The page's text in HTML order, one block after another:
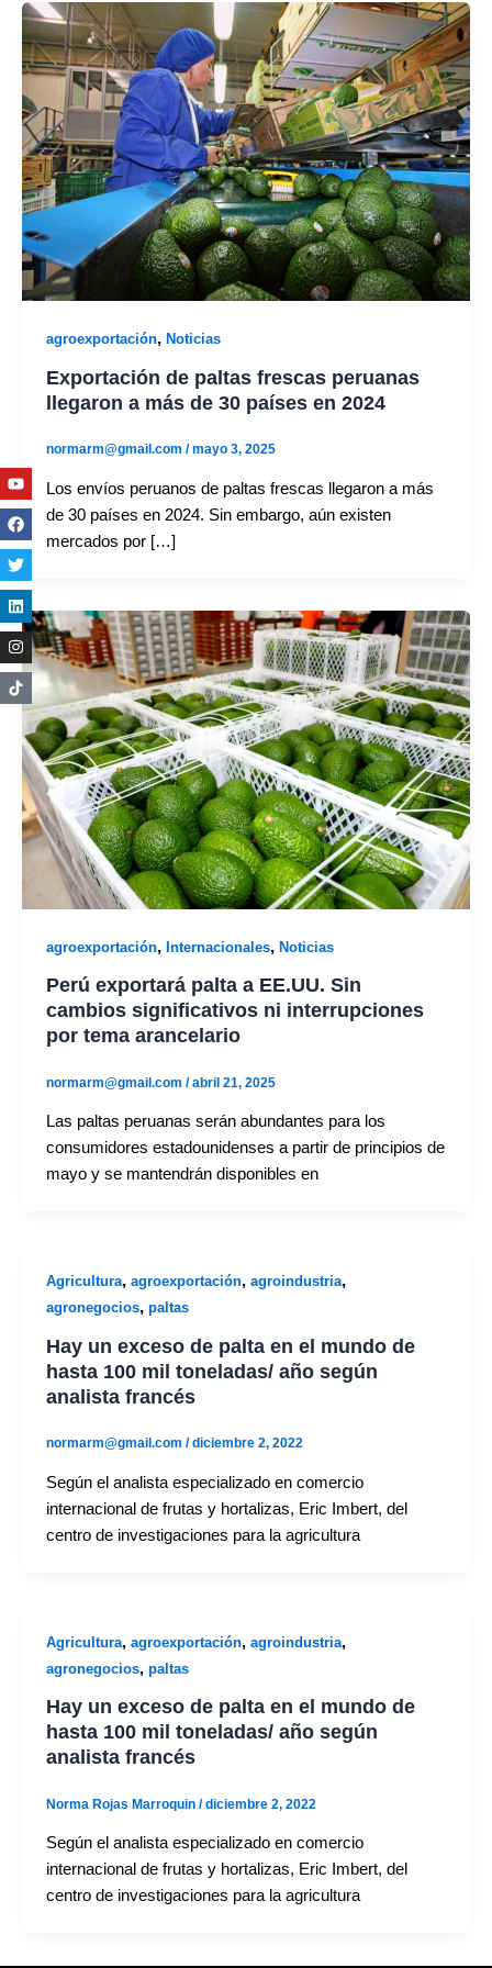
agroexportación, Noticias
Exportación de paltas frescas peruanas
llegaron a más de 30 países en 2024
normarm@gmail.com /mayo 3, 2025
Los envíos peruanos de paltas frescas llegaron a más
de 30 países en 2024. Sin embargo, aún existen
mercados por […]
agroexportación, Internacionales, Noticias
Perú exportará palta a EE.UU. Sin
cambios significativos ni interrupciones
por tema arancelario
normarm@gmail.com /abril 21, 2025
Las paltas peruanas serán abundantes para los
consumidores estadounidenses a partir de principios de
mayo y se mantendrán disponibles en
Agricultura, agroexportación, agroindustria,
agronegocios, paltas
Hay un exceso de palta en el mundo de
hasta 100 mil toneladas/ año según
analista francés
normarm@gmail.com /diciembre 2, 2022
Según el analista especializado en comercio
internacional de frutas y hortalizas, Eric Imbert, del
centro de investigaciones para la agricultura
Agricultura, agroexportación, agroindustria,
agronegocios, paltas
Hay un exceso de palta en el mundo de
hasta 100 mil toneladas/ año según
analista francés
Norma Rojas Marroquin /diciembre 2, 2022
Según el analista especializado en comercio
internacional de frutas y hortalizas, Eric Imbert, del
centro de investigaciones para la agricultura
Youtube
Facebook
Twitter
Linkedin
Instagram